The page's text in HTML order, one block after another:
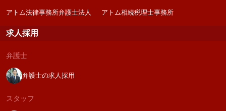
アトム法律事務所弁護士法人 アトム相続税理士事務所
求人採用
弁護士
弁護士の求人採用
スタッフ